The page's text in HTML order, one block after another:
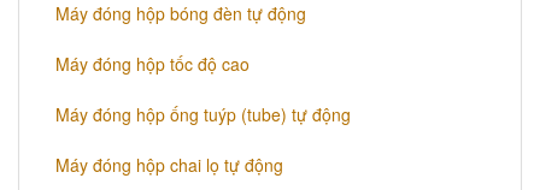
Máy đóng hộp bóng đèn tự động
Máy đóng hộp tốc độ cao
Máy đóng hộp ống tuýp (tube) tự động
Máy đóng hộp chai lọ tự động